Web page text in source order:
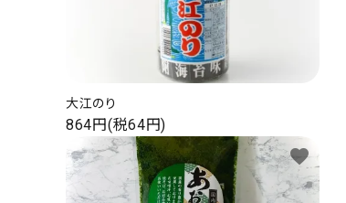
ようこそ ゲスト 様
ログイン 新規会員登録
大江のり
864円(税64円)
favorite